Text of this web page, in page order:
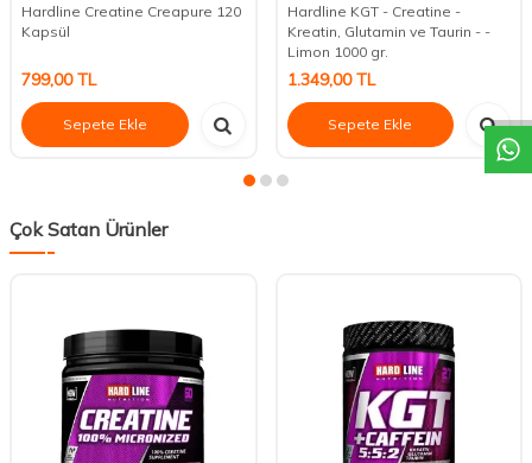
Hardline Creatine Creapure 120
Kapsül
799,00TL
Sepete Ekle
Hardline KGT - Creatine -
Kreatin, Glutamin ve Taurin - -
Limon 1000 gr.
1.349,00TL
Sepete Ekle
Çok Satan Ürünler